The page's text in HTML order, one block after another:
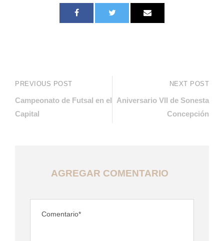
PREVIOUS POST
Campeonato de Futsal en el
Capital
NEXT POST
Aniversario VII de Sonesta
Concepción
AGREGAR COMENTARIO